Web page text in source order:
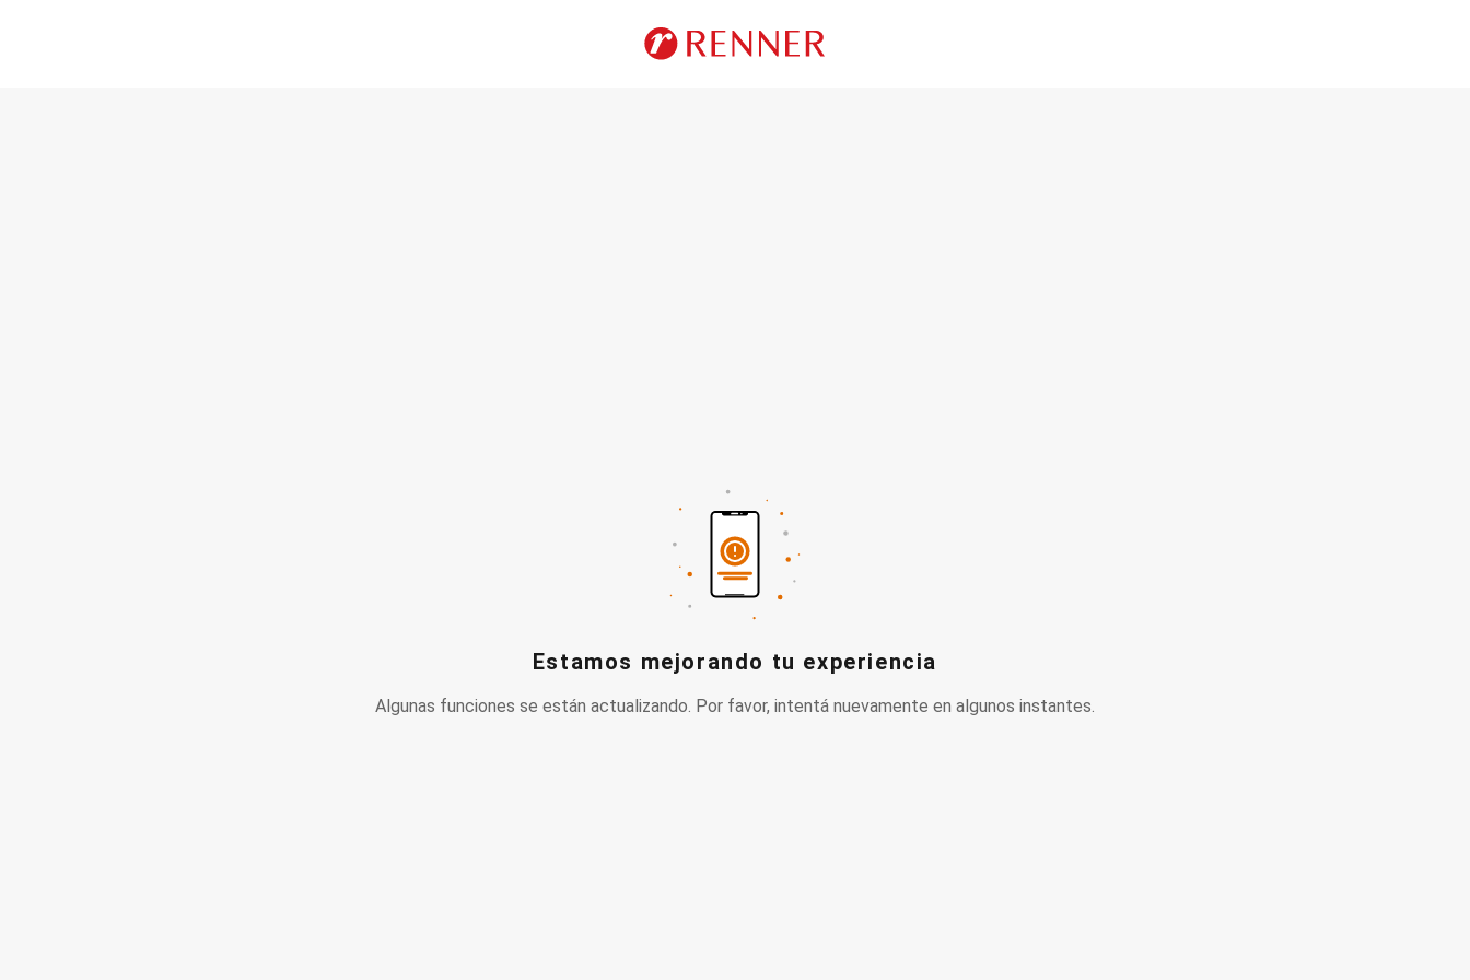
Estamos mejorando tu experiencia
Algunas funciones se están actualizando. Por favor, intentá nuevamente en algunos instantes.